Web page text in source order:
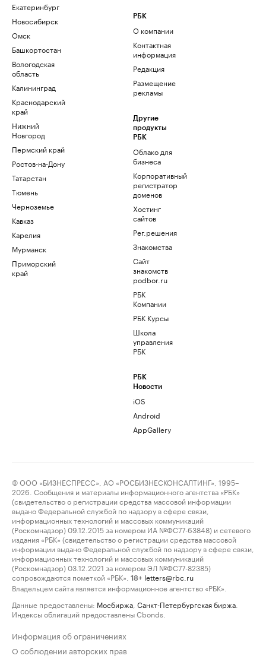
Екатеринбург
Новосибирск
Омск
Башкортостан
Вологодская
область
Калининград
Краснодарский
край
Нижний
Новгород
Пермский край
Ростов-на-Дону
Татарстан
Тюмень
Черноземье
Кавказ
Карелия
Мурманск
Приморский
край
РБК
О компании
Контактная
информация
Редакция
Размещение
рекламы
Другие
продукты
РБК
Облако для
бизнеса
Корпоративный
регистратор
доменов
Хостинг
сайтов
Рег.решения
Знакомства
Сайт
знакомств
podbor.ru
РБК
Компании
РБК Курсы
Школа
управления
РБК
РБК
Новости
iOS
Android
AppGallery
© ООО «БИЗНЕСПРЕСС», АО «РОСБИЗНЕСКОНСАЛТИНГ», 1995–
2026. Сообщения и материалы информационного агентства «РБК»
(свидетельство о регистрации средства массовой информации
выдано Федеральной службой по надзору в сфере связи,
информационных технологий и массовых коммуникаций
(Роскомнадзор) 09.12.2015 за номером ИА №ФС77-63848) и сетевого
издания «РБК» (свидетельство о регистрации средства массовой
информации выдано Федеральной службой по надзору в сфере связи,
информационных технологий и массовых коммуникаций
(Роскомнадзор) 03.12.2021 за номером ЭЛ №ФС77-82385)
сопровождаются пометкой «РБК».
18+ letters@rbc.ru
Владельцем сайта является информационное агентство «РБК».
Данные предоставлены: Мосбиржа Санкт-Петербургская биржа
Индексы облигаций предоставлены Cbonds.
Информация об ограничениях
О соблюдении авторских прав